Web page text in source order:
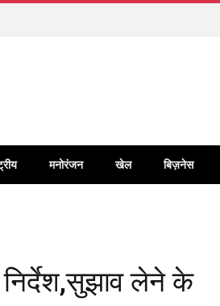
मनोरंजन खेल बिज़नेस
निर्देश,सुझाव लेने के